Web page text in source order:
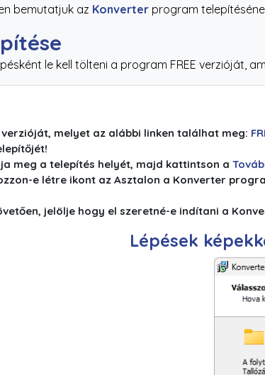
bemutatjuk az Konverter program
le kell tölteni a program FREE verzióját,
verzióját, melyet az alábbi linken találhat meg:
meg a telepítés helyét, majd kattintson a
e létre ikont az Asztalon a Konverter
jelölje hogy el szeretné-e indítani a
Lépések